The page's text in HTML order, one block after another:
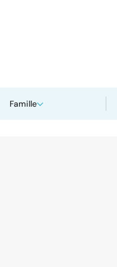
Famille